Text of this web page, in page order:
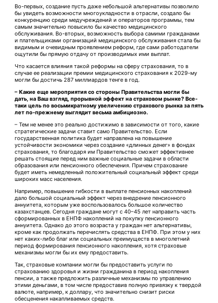
Во-первых, создание пусть даже небольшой альтернативы позволило
бы увидеть возмож­ности многоукладности в отрасли, создало бы
конкуренцию среди медучреждений и операторов программы, тем
самым значительно повысило бы качество медицинского
обслуживания. Во-вторых, возможность выбора самими гражданами
и плательщиками организаций медицинского обслуживания стала бы
видимым и очевидным проявлением реформ, где сами работодатели
ощутили бы прямую отдачу от производимых ими выплат.
Что касается влияния такой реформы на сферу страхования, то в
случае ее реализации премии медицинского страхования к 2029-му
могли бы достичь 287 миллиардов тенге в год.
– Какие еще мероприятия со стороны Правительства могли бы
дать, на Ваш взгляд, прорывной эффект на страховом рынке? Все-
таки цель по восьмикратному увеличению страхового рынка за пять
лет по-прежнему выглядит весьма амбициозно.
– Тем не менее это реально достижимо в зависимости от того, какие
стратегические задачи ставит само Правительство. Если
государственная политика будет направлена на повышение
устойчивости экономики через создание «длинных денег» в фондах
страхования, то благодаря им Правительство сможет эффективнее
решать стоящие перед ним важные социальные задачи в области
образования или пенсионного обеспечения. Причем страхование
будет иметь немедленный положительный социальный эффект среди
широких масс населения.
Например, повышение гибкости в выплате пенсионных накоплений
дало большой социаль­ный эффект через внедрение пенсион­ного
аннуитета, которым уже воспользовалось большое количество
казахстанцев. Сегодня граждане могут с 40–45 лет направить часть
сформированных в ЕНПФ накоплений на покупку пенсионного
аннуитета. Однако до этого возраста у граждан нет альтернативы,
кроме как продолжать перечислять средства в ЕНПФ. При этом у них
нет каких-либо благ или социальных преимуществ в многолетний
период формирования пенсион­ного накопления, хотя страховые
механизмы могли бы их ему предоставить.
Так, страховые компании мог­ли бы предоставить услуги по
страхованию здоровья и жизни гражданина в период накопления
пенсии, а также предложить различные механизмы по управлению
этими деньгами, в том числе предоставив полную привязку к твердой
валюте, например, к доллару, что значительно снизит риски
обесценения накапливаемых средств.